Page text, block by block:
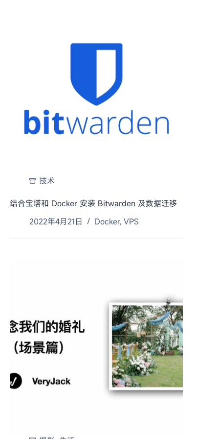
技术
结合宝塔和 Docker 安装 Bitwarden 及数据迁移
2022年4月21日
Docker, VPS